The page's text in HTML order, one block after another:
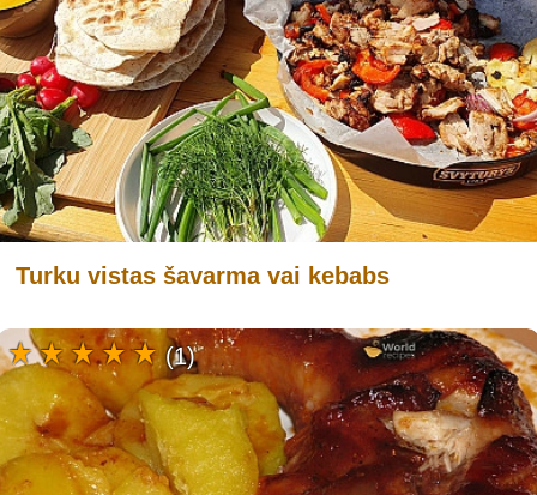
Turku vistas šavarma vai kebabs
(1)